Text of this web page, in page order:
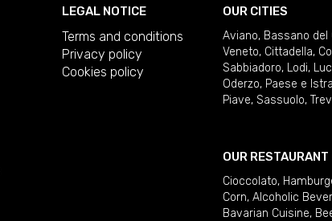
LEGAL NOTICE
Terms and conditions
Privacy policy
Cookies policy
OUR CITIES
Aviano, Bassano del
Veneto, Cittadella,
Sabbiadoro, Lodi,
Oderzo, Paese e
Piave, Sassuolo,
OUR RESTAURANT
Cioccolato,
Corn, Alcoholic
Bavarian Cuisine,